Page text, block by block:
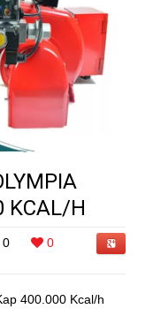
KCAL/H
0 0
400.000 Kcal/h